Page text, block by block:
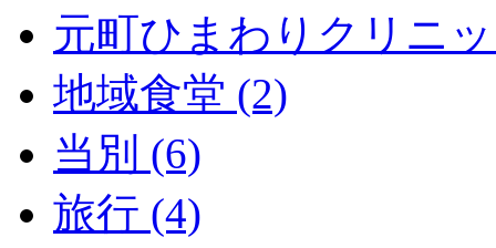
元町ひまわりクリニ
地域食堂 (2)
当別 (6)
旅行 (4)